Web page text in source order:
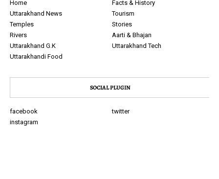
Home
Facts & History
Uttarakhand News
Tourism
Temples
Stories
Rivers
Aarti & Bhajan
Uttarakhand G.K
Uttarakhand Tech
Uttarakhandi Food
SOCIAL PLUGIN
facebook
twitter
instagram